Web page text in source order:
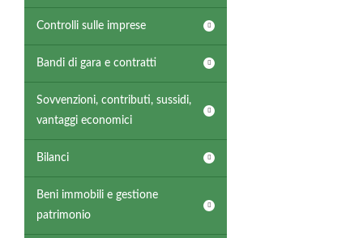
Controlli sulle imprese
Bandi di gara e contratti
Sovvenzioni, contributi, sussidi,
vantaggi economici
Bilanci
Beni immobili e gestione
patrimonio